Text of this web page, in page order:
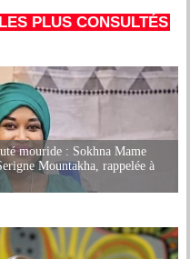
PLUS CONSULTÉS
mouride : Sokhna Mame
Mountakha, rappelée à